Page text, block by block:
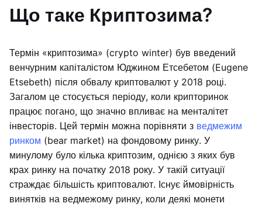
Що таке Криптозима?
Термін «криптозима» (crypto winter) був введений
венчурним капіталістом Юджином Етсебетом (Eugene
Etsebeth) після обвалу криптовалют у 2018 році.
Загалом це стосується періоду, коли крипторинок
працює погано, що значно впливає на менталітет
інвесторів. Цей термін можна порівняти з ведмежим
ринком (bear market) на фондовому ринку. У
минулому було кілька криптозим, однією з яких був
крах ринку на початку 2018 року. У такій ситуації
страждає більшість криптовалют. Існує ймовірність
винятків на ведмежому ринку, коли деякі монети